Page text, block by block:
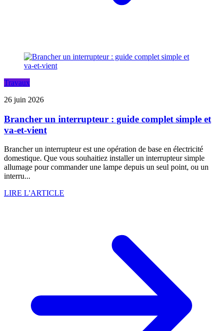
Travaux
26 juin 2026
Brancher un interrupteur : guide complet simple et
va-et-vient
Brancher un interrupteur est une opération de base en électricité
domestique. Que vous souhaitiez installer un interrupteur simple
allumage pour commander une lampe depuis un seul point, ou un
interru...
LIRE L'ARTICLE